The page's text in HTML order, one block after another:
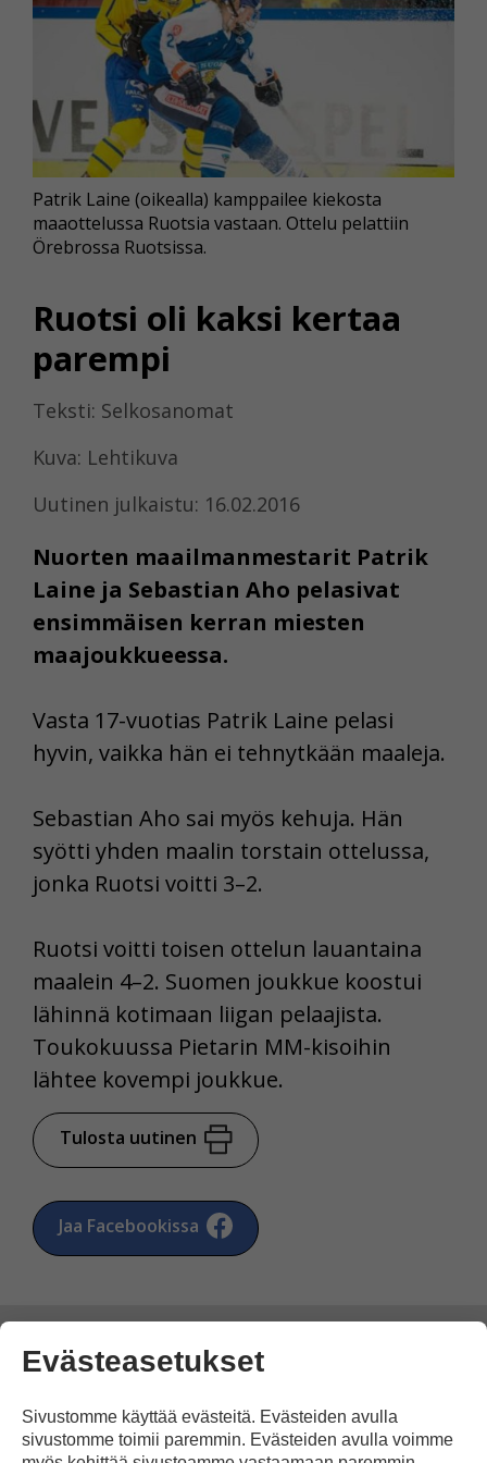
Ruotsi oli kaksi kertaa
parempi
Teksti: Selkosanomat
Kuva: Lehtikuva
Uutinen julkaistu: 16.02.2016
Nuorten maailmanmestarit Patrik
Laine ja Sebastian Aho pelasivat
ensimmäisen kerran miesten
maajoukkueessa.
Patrik Laine (oikealla) kamppailee kiekosta
maaottelussa Ruotsia vastaan. Ottelu pelattiin
Örebrossa Ruotsissa.
Vasta 17-vuotias Patrik Laine pelasi
hyvin, vaikka hän ei tehnytkään maaleja.
Sebastian Aho sai myös kehuja. Hän
syötti yhden maalin torstain ottelussa,
jonka Ruotsi voitti 3–2.
Ruotsi voitti toisen ottelun lauantaina
maalein 4–2. Suomen joukkue koostui
lähinnä kotimaan liigan pelaajista.
Toukokuussa Pietarin MM-kisoihin
lähtee kovempi joukkue.
Tulosta uutinen
Jaa Facebookissa
Kommentoi
Evästeasetukset
Sivustomme käyttää evästeitä. Evästeiden avulla
sivustomme toimii paremmin. Evästeiden avulla voimme